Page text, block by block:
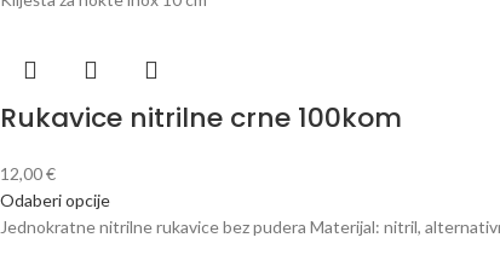
Rukavice nitrilne crne 100kom
12,00€
Odaberi opcije
Jednokratne nitrilne rukavice bez pudera Materijal: nitril,